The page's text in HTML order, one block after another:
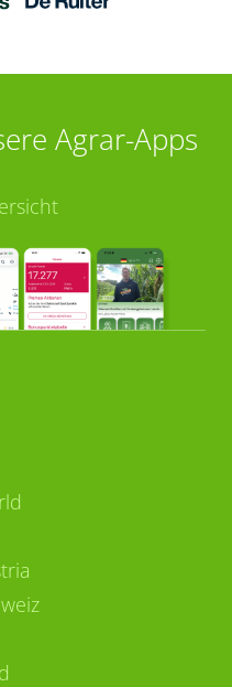
Agrar-Apps